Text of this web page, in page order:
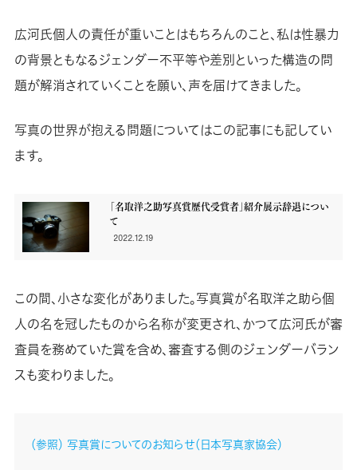
広河氏個人の責任が重いことはもちろんのこと、私は性暴力
の背景ともなるジェンダー不平等や差別といった構造の問
題が解消されていくことを願い、声を届けてきました。
写真の世界が抱える問題についてはこの記事にも記してい
ます。
「名取洋之助写真賞歴代受賞者」紹介展示辞退につい
て
2022.12.19
この間、小さな変化がありました。写真賞が名取洋之助ら個
人の名を冠したものから名称が変更され、かつて広河氏が審
査員を務めていた賞を含め、審査する側のジェンダーバラン
スも変わりました。
（参照） 写真賞についてのお知らせ（日本写真家協会）